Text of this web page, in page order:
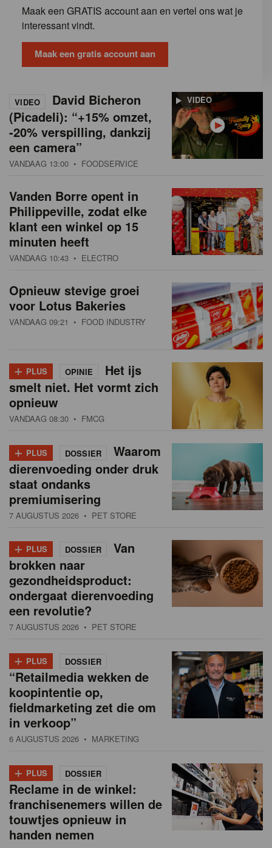
Maak een GRATIS account aan en vertel ons wat je
interessant vindt.
Maak een gratis account aan
VIDEO
VIDEO
David Bicheron
(Picadeli): “+15% omzet,
-20% verspilling, dankzij
een camera”
VANDAAG 13:00 • FOODSERVICE
Vanden Borre opent in
Philippeville, zodat elke
klant een winkel op 15
minuten heeft
VANDAAG 10:43 • ELECTRO
Opnieuw stevige groei
voor Lotus Bakeries
VANDAAG 09:21 • FOOD INDUSTRY
+ PLUS OPINIE
Het ijs
smelt niet. Het vormt zich
opnieuw
VANDAAG 08:30 • FMCG
+ PLUS DOSSIER
Waarom
dierenvoeding onder druk
staat ondanks
premiumisering
7 AUGUSTUS 2026 • PET STORE
+ PLUS DOSSIER
Van
brokken naar
gezondheidsproduct:
ondergaat dierenvoeding
een revolutie?
7 AUGUSTUS 2026 • PET STORE
+ PLUS DOSSIER
“Retailmedia wekken de
koopintentie op,
fieldmarketing zet die om
in verkoop”
6 AUGUSTUS 2026 • MARKETING
+ PLUS DOSSIER
Reclame in de winkel:
franchisenemers willen de
touwtjes opnieuw in
handen nemen